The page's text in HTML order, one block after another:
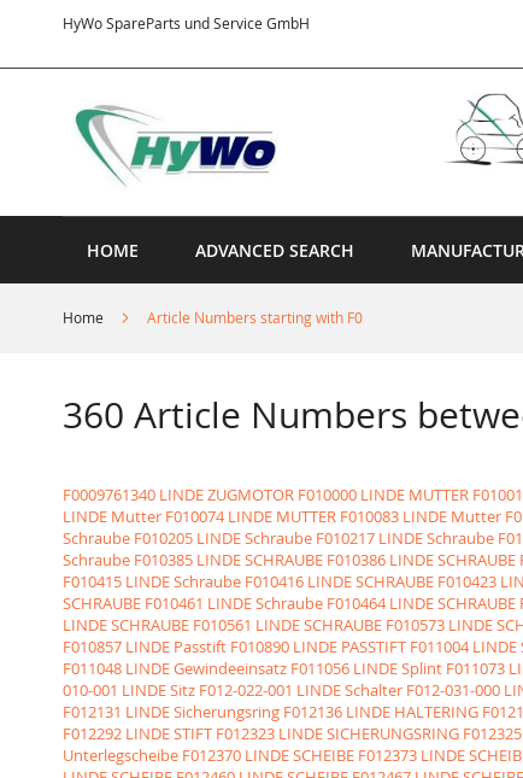
HyWo SpareParts und Service GmbH
Content
HOME ADVANCED SEARCH
Home Article Numbers starting with F0
360 Article Numbers
F0009761340 LINDE ZUGMOTOR F010000 LINDE MUTTER
LINDE Mutter F010074 LINDE MUTTER F010083 LINDE Mutter
Schraube F010205 LINDE Schraube F010217 LINDE Schraube
Schraube F010385 LINDE SCHRAUBE F010386 LINDE SCHRAUBE
F010415 LINDE Schraube F010416 LINDE SCHRAUBE F010423
SCHRAUBE F010461 LINDE Schraube F010464 LINDE SCHRAUBE
LINDE SCHRAUBE F010561 LINDE SCHRAUBE F010573 LINDE
F010857 LINDE Passtift F010890 LINDE PASSTIFT F011004 LINDE
F011048 LINDE Gewindeeinsatz F011056 LINDE Splint F011073
010-001 LINDE Sitz F012-022-001 LINDE Schalter F012-031-000
F012131 LINDE Sicherungsring F012136 LINDE HALTERING
F012292 LINDE STIFT F012323 LINDE SICHERUNGSRING
Unterlegscheibe F012370 LINDE SCHEIBE F012373 LINDE